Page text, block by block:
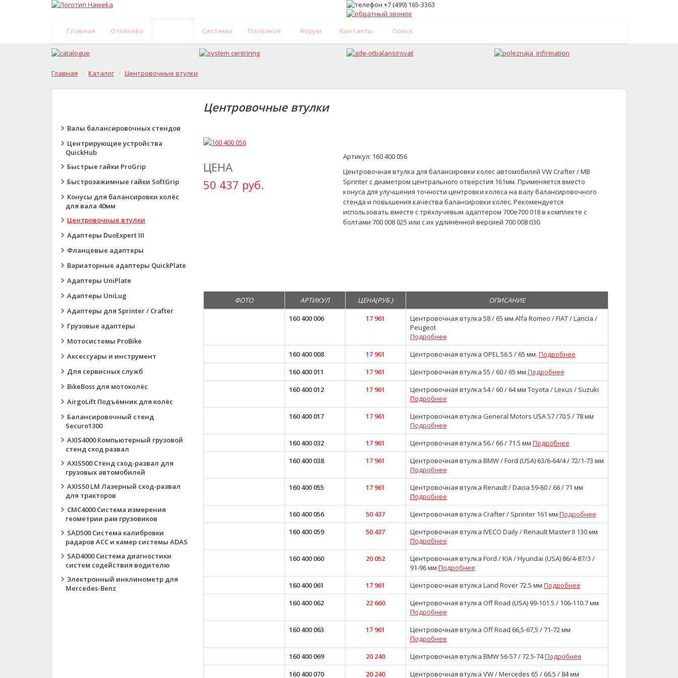
Главная O Haweka Системы Полезное Форум Контакты Поиск
Главная Каталог Центровочные втулки
Валы балансировочных стендов
Центрирующие устройства
QuickHub
Быстрые гайки ProGrip
Быстрозажимные гайки SoftGrip
Конусы для балансировки колёс
для вала 40мм
Центровочные втулки
Адаптеры DuoExpert III
Фланцевые адаптеры
Вариаторные адаптеры QuickPlate
Адаптеры UniPlate
Адаптеры UniLug
Адаптеры для Sprinter / Crafter
Грузовые адаптеры
Мотосистемы ProBike
Аксессуары и инструмент
Для сервисных служб
BikeBoss для мотоколёс
AirgoLift Подъёмник для колёс
Балансировочный стенд
Securo1300
AXIS4000 Компьютерный грузовой
стенд сход развал
AXIS500 Стенд сход-развал для
грузовых автомобилей
AXIS50 LM Лазерный сход-развал
для тракторов
CMC4000 Система измерения
геометрии рам грузовиков
SAD500 Система калибровки
радаров ACC и камер системы ADAS
SAD4000 Система диагностики
систем содействия водителю
Электронный инклинометр для
Mercedes-Benz
Центровочные втулки
ЦЕНА
50 437 руб.
Артикул: 160 400 056
Центровочная втулка для балансировки колес автомобилей VW Crafter / MB
Sprinter с диаметром центрального отверстия 161мм. Применяется вместо
конуса для улучшения точности центровки колеса на валу балансировочного
стенда и повышения качества балансировки колёс. Рекомендуется
использовать вместе с трёхлучевым адаптером 700е700 018 в комплекте с
болтами 700 008 025 или с их удлинённой версией 700 008 030.
ФОТО АРТИКУЛ ЦЕНА(РУБ.)
ОПИСАНИЕ
160 400 006
17 961
Центровочная втулка 58 / 65 мм Alfa Romeo / FIAT / Lancia /
Peugeot
Подробнее
160 400 008
17 961 Центровочная втулка OPEL 56.5 / 65 мм. Подробнее
160 400 011
17 961 Центровочная втулка 55 / 60 / 65 мм Подробнее
160 400 012
17 961
Центровочная втулка 54 / 60 / 64 мм Toyota / Lexus / Suzuki
Подробнее
160 400 017
17 961
Центровочная втулка General Motors USA 57 /70.5 / 78 мм
Подробнее
160 400 032
17 961 Центровочная втулка 56 / 66 / 71.5 мм Подробнее
160 400 038
17 961
Центровочная втулка BMW / Ford (USA) 63/6-64/4 / 72/1-73 мм
Подробнее
160 400 055
17 961
Центровочная втулка Renault / Dacia 59-60 / 66 / 71 мм
Подробнее
160 400 056
50 437 Центровочная втулка Crafter / Sprinter 161 мм Подробнее
160 400 059
50 437
Центровочная втулка IVECO Daily / Renault Master II 130 мм
Подробнее
160 400 060
20 052
Центровочная втулка Ford / KIA / Hyundai (USA) 86/4-87/3 /
91-96 мм Подробнее
160 400 061
17 961 Центровочная втулка Land Rover 72.5 мм Подробнее
160 400 062
22 660
Центровочная втулка Off Road (USA) 99-101.5 / 106-110.7 мм
Подробнее
160 400 063
17 961
Центровочная втулка Off Road 66,5-67,5 / 71-72 мм
Подробнее
160 400 069
20 240 Центровочная втулка BMW 56-57 / 72.5-74Подробнее
160 400 070
20 240 Центровочная втулка VW / Mercedes 65 / 66.5 / 84 мм